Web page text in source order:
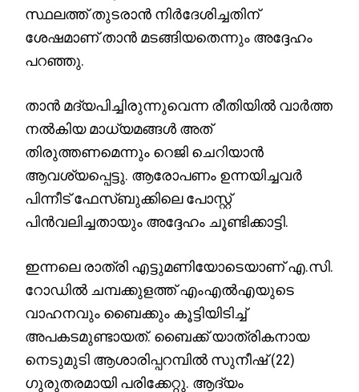
സ്ഥലത്ത് തുടരാൻ നിർദേശിച്ചതിന്
ശേഷമാണ് താൻ മടങ്ങിയതെന്നും അദ്ദേഹം
പറഞ്ഞു.
താൻ മദ്യപിച്ചിരുന്നുവെന്ന രീതിയിൽ വാർത്ത
നൽകിയ മാധ്യമങ്ങൾ അത്
തിരുത്തണമെന്നും റെജി ചെറിയാൻ
ആവശ്യപ്പെട്ടു. ആരോപണം ഉന്നയിച്ചവർ
പിന്നീട് ഫേസ്ബുക്കിലെ പോസ്റ്റ്
പിൻവലിച്ചതായും അദ്ദേഹം ചൂണ്ടിക്കാട്ടി.
ഇന്നലെ രാത്രി എട്ടുമണിയോടെയാണ് എ.സി.
റോഡിൽ ചമ്പക്കുളത്ത് എംഎൽഎയുടെ
വാഹനവും ബൈക്കും കൂട്ടിയിടിച്ച്
അപകടമുണ്ടായത്. ബൈക്ക് യാത്രികനായ
നെടുമുടി ആശാരിപ്പറമ്പിൽ സുനീഷ് (22)
ഗുരുതരമായി പരിക്കേറ്റു. ആദ്യം